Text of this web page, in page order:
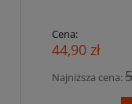
Cena:
44,90 zł
Najniższa cena: